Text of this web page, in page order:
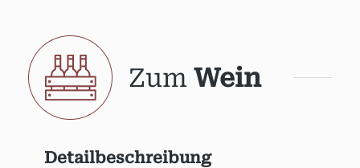
Zum Wein
Detailbeschreibung